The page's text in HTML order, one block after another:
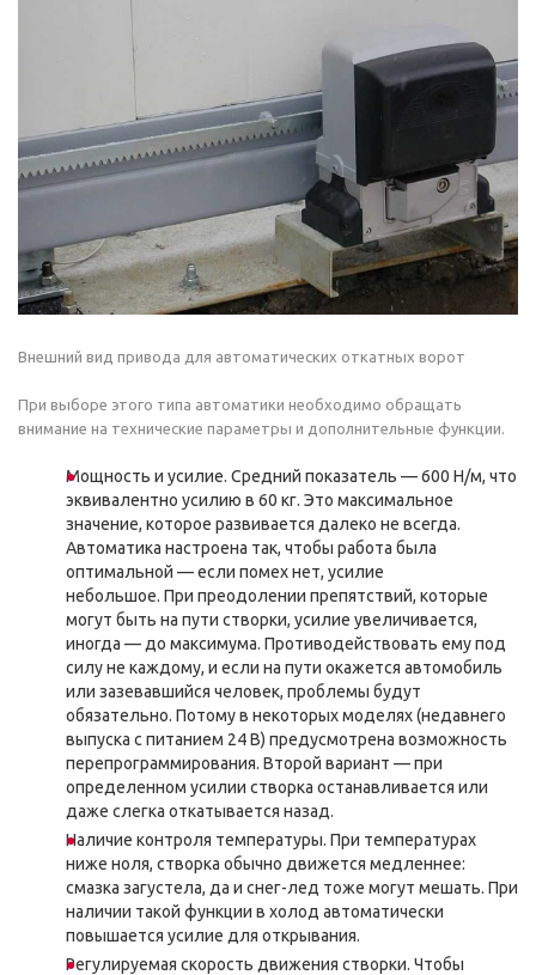
Внешний вид привода для автоматических откатных ворот
При выборе этого типа автоматики необходимо обращать
внимание на технические параметры и дополнительные функции.
Мощность и усилие. Средний показатель — 600 Н/м, что
эквивалентно усилию в 60 кг. Это максимальное
значение, которое развивается далеко не всегда.
Автоматика настроена так, чтобы работа была
оптимальной — если помех нет, усилие
небольшое. При преодолении препятствий, которые
могут быть на пути створки, усилие увеличивается,
иногда — до максимума. Противодействовать ему под
силу не каждому, и если на пути окажется автомобиль
или зазевавшийся человек, проблемы будут
обязательно. Потому в некоторых моделях (недавнего
выпуска с питанием 24 В) предусмотрена возможность
перепрограммирования. Второй вариант — при
определенном усилии створка останавливается или
даже слегка откатывается назад.
Наличие контроля температуры. При температурах
ниже ноля, створка обычно движется медленнее:
смазка загустела, да и снег-лед тоже могут мешать. При
наличии такой функции в холод автоматически
повышается усилие для открывания.
Регулируемая скорость движения створки. Чтобы